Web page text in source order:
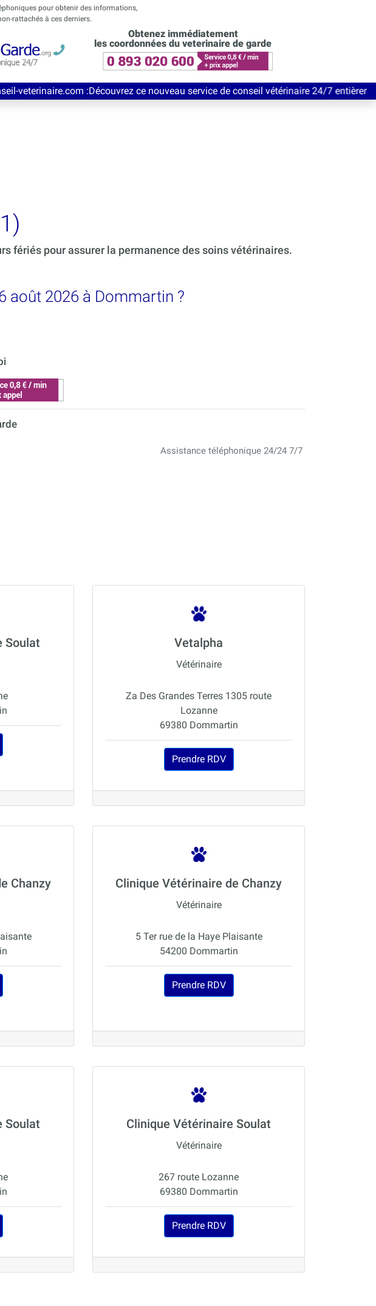
pour obtenir des informations,
rattachés à ces derniers.
Obtenez immédiatement
les coordonnées du veterinaire de garde
:Découvrez ce nouveau service de conseil vétérinaire 24/7 entièrement Gratuit
fériés pour assurer la permanence des soins vétérinaires.
août 2026 à Dommartin ?
Assistance téléphonique 24/24 7/7
Soulat Vetalpha
Vétérinaire
Za Des Grandes Terres 1305 route
Lozanne
69380 Dommartin
Prendre RDV
Chanzy Clinique Vétérinaire de Chanzy
Vétérinaire
5 Ter rue de la Haye Plaisante
54200 Dommartin
Prendre RDV
Soulat Clinique Vétérinaire Soulat
Vétérinaire
267 route Lozanne
69380 Dommartin
Prendre RDV